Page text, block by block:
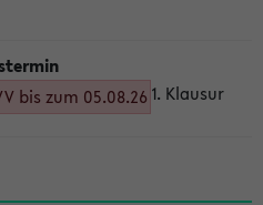
bis zum 05.08.26 1. Klausur